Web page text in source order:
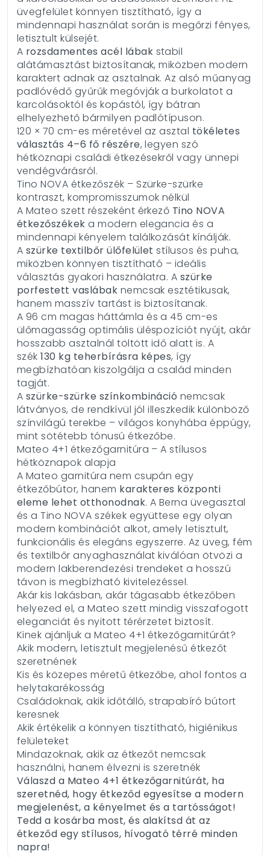
üvegfelület könnyen tisztítható, így a
mindennapi használat során is megőrzi fényes,
letisztult külsejét.
A rozsdamentes acél lábak stabil
alátámasztást biztosítanak, miközben modern
karaktert adnak az asztalnak. Az alsó műanyag
padlóvédő gyűrűk megóvják a burkolatot a
karcolásoktól és kopástól, így bátran
elhelyezhető bármilyen padlótípuson.
120 × 70 cm-es méretével az asztal tökéletes
választás 4–6 fő részére, legyen szó
hétköznapi családi étkezésekről vagy ünnepi
vendégvárásról.
Tino NOVA étkezőszék – Szürke-szürke
kontraszt, kompromisszumok nélkül
A Mateo szett részeként érkező Tino NOVA
étkezőszékek a modern elegancia és a
mindennapi kényelem találkozását kínálják.
A szürke textilbőr ülőfelület stílusos és puha,
miközben könnyen tisztítható – ideális
választás gyakori használatra. A szürke
porfestett vaslábak nemcsak esztétikusak,
hanem masszív tartást is biztosítanak.
A 96 cm magas háttámla és a 45 cm-es
ülőmagasság optimális üléspozíciót nyújt, akár
hosszabb asztalnál töltött idő alatt is. A
szék 130 kg teherbírásra képes, így
megbízhatóan kiszolgálja a család minden
tagját.
A szürke-szürke színkombináció nemcsak
látványos, de rendkívül jól illeszkedik különböző
színvilágú terekbe – világos konyhába éppúgy,
mint sötétebb tónusú étkezőbe.
Mateo 4+1 étkezőgarnitúra – A stílusos
hétköznapok alapja
A Mateo garnitúra nem csupán egy
étkezőbútor, hanem karakteres központi
eleme lehet otthonodnak. A Berna üvegasztal
és a Tino NOVA székek együttese egy olyan
modern kombinációt alkot, amely letisztult,
funkcionális és elegáns egyszerre. Az üveg, fém
és textilbőr anyaghasználat kiválóan ötvözi a
modern lakberendezési trendeket a hosszú
távon is megbízható kivitelezéssel.
Akár kis lakásban, akár tágasabb étkezőben
helyezed el, a Mateo szett mindig visszafogott
eleganciát és nyitott térérzetet biztosít.
Kinek ajánljuk a Mateo 4+1 étkezőgarnitúrát?
Akik modern, letisztult megjelenésű étkezőt
szeretnének
Kis és közepes méretű étkezőbe, ahol fontos a
helytakarékosság
Családoknak, akik időtálló, strapabíró bútort
keresnek
Akik értékelik a könnyen tisztítható, higiénikus
felületeket
Mindazoknak, akik az étkezőt nemcsak
használni, hanem élvezni is szeretnék
Válaszd a Mateo 4+1 étkezőgarnitúrát, ha
szeretnéd, hogy étkeződ egyesítse a modern
megjelenést, a kényelmet és a tartósságot!
Tedd a kosárba most, és alakítsd át az
étkeződ egy stílusos, hívogató térré minden
napra!